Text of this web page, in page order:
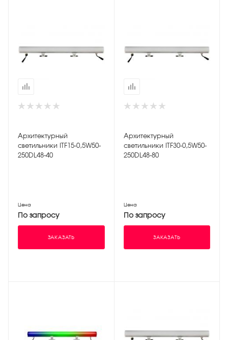
Архитектурный
светильники ITF15-0,5W50-
250DL48-40
Цена
По запросу
ЗАКАЗАТЬ
Архитектурный
светильники ITF30-0,5W50-
250DL48-80
Цена
По запросу
ЗАКАЗАТЬ